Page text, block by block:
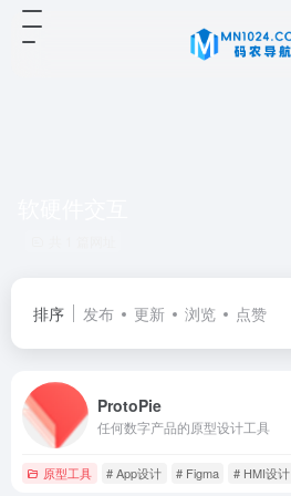
排序 发布 更新 浏览 点赞
ProtoPie
任何数字产品的原型设计工具
原型工具 # App设计 # Figma # HMI设计